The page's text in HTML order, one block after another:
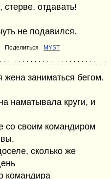
отдавать!
не подавился.
Поделиться MYST
заниматься бегом.
наматывала круги, и
со своим командиром
сколько же
командира